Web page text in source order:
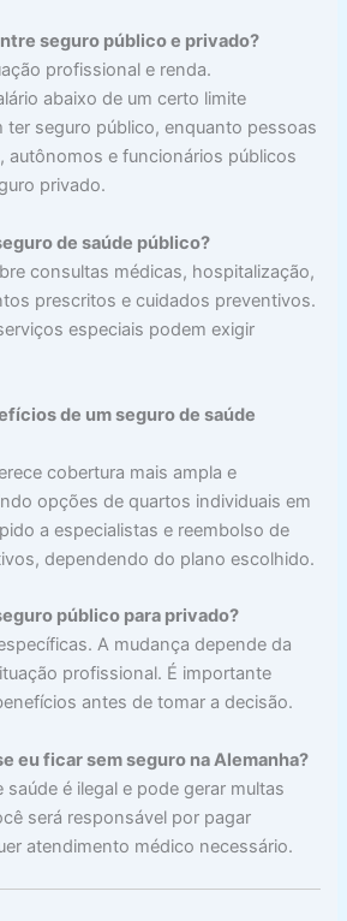
seguro público e privado?
profissional e renda.
abaixo de um certo limite
ter seguro público, enquanto pessoas
autônomos e funcionários públicos
privado.
de saúde público?
consultas médicas, hospitalização,
prescritos e cuidados preventivos.
especiais podem exigir
de um seguro de saúde
cobertura mais ampla e
opções de quartos individuais em
a especialistas e reembolso de
dependendo do plano escolhido.
público para privado?
A mudança depende da
profissional. É importante
antes de tomar a decisão.
eu ficar sem seguro na Alemanha?
saúde é ilegal e pode gerar multas
será responsável por pagar
atendimento médico necessário.